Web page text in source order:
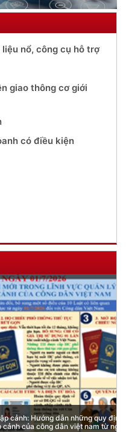
nổ, công cụ hỗ trợ
giao thông cơ giới
có điều kiện
những quy định mới trong lĩnh
việt nam từ ngày 01/7/2026